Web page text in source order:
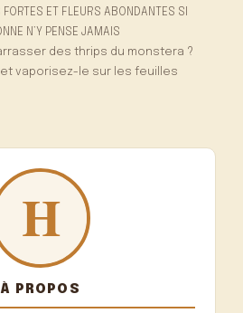
ET FLEURS ABONDANTES SI
N’Y PENSE JAMAIS
des thrips du monstera ?
vaporisez-le sur les feuilles
À PROPOS